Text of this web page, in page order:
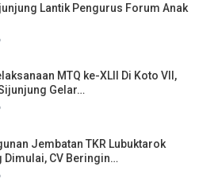
Lantik Pengurus Forum Anak
MTQ ke-XLII Di Koto VII,
Gelar…
Jembatan TKR Lubuktarok
Dimulai, CV Beringin…